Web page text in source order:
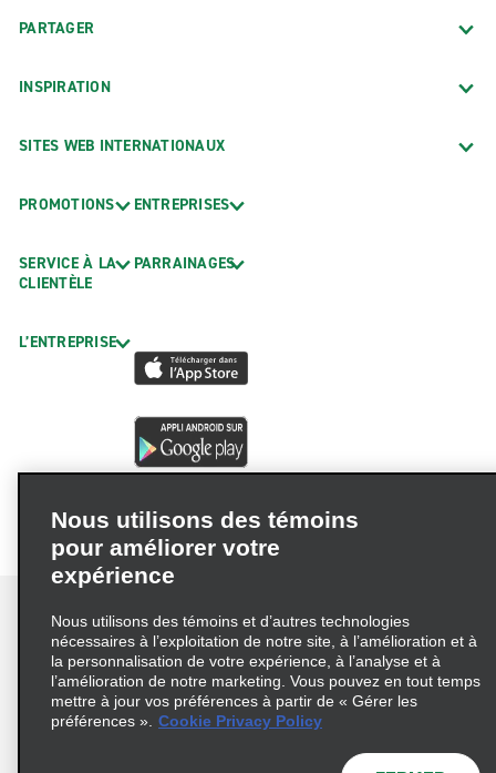
PARTAGER
INSPIRATION
SITES WEB INTERNATIONAUX
PROMOTIONS
SERVICE À LA
CLIENTÈLE
L’ENTREPRISE
ENTREPRISES
PARRAINAGES
Conditions d’utilisation
Politique de confidentialité
Politique sur les fichiers témoins
Nous utilisons des témoins
pour améliorer votre
expérience
Nous utilisons des témoins et d’autres technologies
nécessaires à l’exploitation de notre site, à l’amélioration et à
la personnalisation de votre expérience, à l’analyse et à
l’amélioration de notre marketing. Vous pouvez en tout temps
mettre à jour vos préférences à partir de « Gérer les
préférences ». Cookie Privacy Policy